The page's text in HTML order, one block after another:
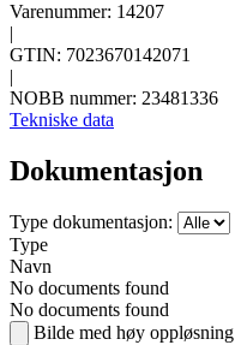
Varenummer: 14207
|
GTIN: 7023670142071
|
NOBB nummer: 23481336
Tekniske data
Dokumentasjon
Type dokumentasjon:
Type
Navn
No documents found
No documents found
Bilde med høy oppløsning